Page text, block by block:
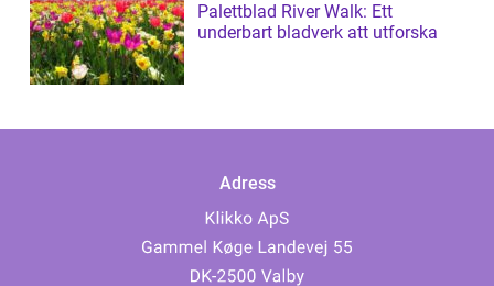
Palettblad River Walk: Ett
underbart bladverk att utforska
Adress